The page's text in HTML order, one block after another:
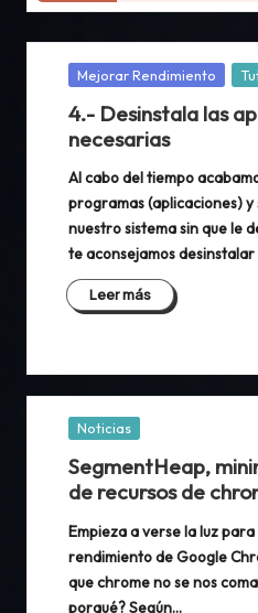
Publicada
Mejorar Rendimiento
4.- Desinstala las
necesarias
Al cabo del tiempo
programas (aplicaciones)
nuestro sistema sin que le
te aconsejamos
Leer más
Publicada
Noticias
SegmentHeap,
de recursos de
Empieza a verse la luz
rendimiento de Google
que chrome no se nos
porqué? Según…